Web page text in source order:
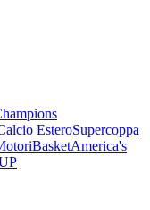
EsteroSupercoppa
BasketAmerica's